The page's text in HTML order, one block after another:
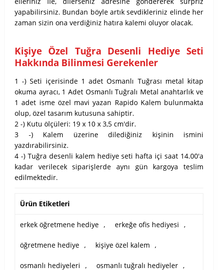
yapabilirsiniz. Bundan böyle artık sevdikleriniz elinde her
zaman sizin ona verdiğiniz hatıra kalemi oluyor olacak.
Kişiye Özel Tuğra Desenli Hediye Seti
Hakkında Bilinmesi Gerekenler
1 -) Seti içerisinde 1 adet Osmanlı Tuğrası metal kitap
okuma ayracı, 1 Adet Osmanlı Tuğralı Metal anahtarlık ve
1 adet isme özel mavi yazan Rapido Kalem bulunmakta
olup, özel tasarım kutusuna sahiptir.
2 -) Kutu ölçüleri: 19 x 10 x 3,5 cm'dir.
3 -) Kalem üzerine dilediğiniz kişinin ismini
yazdırabilirsiniz.
4 -) Tuğra desenli kalem hediye seti hafta içi saat 14.00'a
kadar verilecek siparişlerde aynı gün kargoya teslim
edilmektedir.
Ürün Etiketleri
erkek öğretmene hediye , erkeğe ofis hediyesi ,
öğretmene hediye , kişiye özel kalem ,
osmanlı hediyeleri , osmanlı tuğralı hediyeler ,